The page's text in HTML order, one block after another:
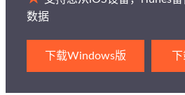
数据
下载Windows版